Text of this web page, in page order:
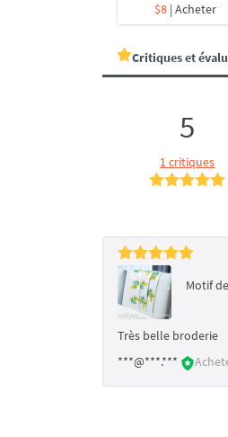
$8 | Acheter
Critiques et
5
1 critiques
Motif
Très belle broderie
***@***.***